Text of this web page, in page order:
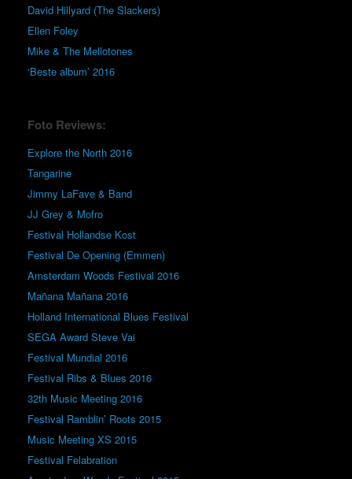
David Hillyard (The Slackers)
Ellen Foley
Mike & The Mellotones
‘Beste album’ 2016
Foto Reviews:
Explore the North 2016
Tangarine
Jimmy LaFave & Band
JJ Grey & Mofro
Festival Hollandse Kost
Festival De Opening (Emmen)
Amsterdam Woods Festival 2016
Mañana Mañana 2016
Holland International Blues Festival
SEGA Award Steve Vai
Festival Mundial 2016
Festival Ribs & Blues 2016
32th Music Meeting 2016
Festival Ramblin’ Roots 2015
Music Meeting XS 2015
Festival Felabration